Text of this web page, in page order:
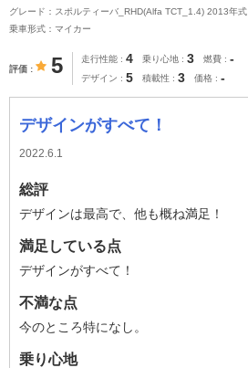
グレード：スポルティーバ_RHD(Alfa TCT_1.4) 2013年式
乗車形式：マイカー
評価 5 走行性能 4 乗り心地 3 燃費 -
デザイン 5 積載性 3 価格 -
デザインがすべて！
2022.6.1
総評
デザインは最高で、他も概ね満足！
満足している点
デザインがすべて！
不満な点
今のところ特になし。
乗り心地